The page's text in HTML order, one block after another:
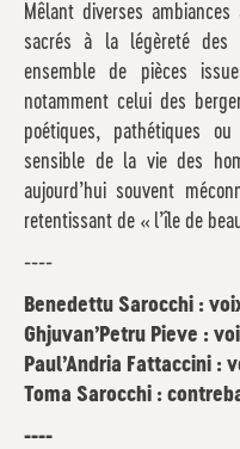
Mêlant diverses
sacrés à la légèreté des
ensemble de pièces
notamment celui des
poétiques, pathétiques
sensible de la vie des
aujourd’hui souvent
retentissant de « l’île de
----
Benedettu Sarocchi :
Ghjuvan’Petru Pieve :
Paul’Andria Fattaccini :
Toma Sarocchi :
----